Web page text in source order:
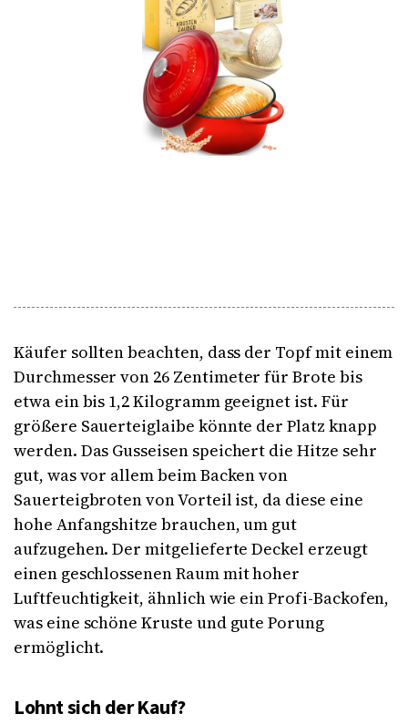
Käufer sollten beachten, dass der Topf mit einem
Durchmesser von 26 Zentimeter für Brote bis
etwa ein bis 1,2 Kilogramm geeignet ist. Für
größere Sauerteiglaibe könnte der Platz knapp
werden. Das Gusseisen speichert die Hitze sehr
gut, was vor allem beim Backen von
Sauerteigbroten von Vorteil ist, da diese eine
hohe Anfangshitze brauchen, um gut
aufzugehen. Der mitgelieferte Deckel erzeugt
einen geschlossenen Raum mit hoher
Luftfeuchtigkeit, ähnlich wie ein Profi-Backofen,
was eine schöne Kruste und gute Porung
ermöglicht.
Lohnt sich der Kauf?